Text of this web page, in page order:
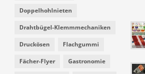
Doppelhohlnieten
Drahtbügel-Klemmmechaniken
Druckösen Flachgummi
Fächer-Flyer Gastronomie